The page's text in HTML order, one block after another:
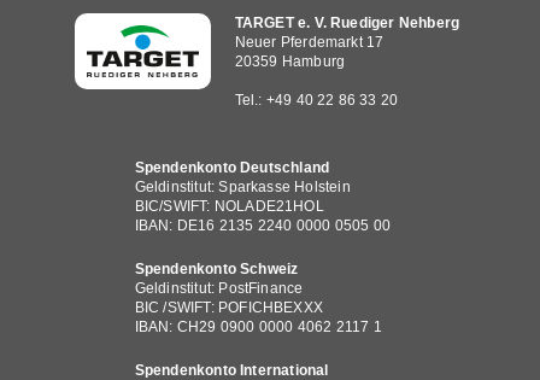
Hauptnavigation
TARGET e. V. Ruediger Nehberg
Neuer Pferdemarkt 17
20359 Hamburg
Tel.: +49 40 22 86 33 20
Spendenkonto Deutschland
Geldinstitut: Sparkasse Holstein
BIC/SWIFT: NOLADE21HOL
IBAN: DE16 2135 2240 0000 0505 00
Spendenkonto Schweiz
Geldinstitut: PostFinance
BIC /SWIFT: POFICHBEXXX
IBAN: CH29 0900 0000 4062 2117 1
Spendenkonto International